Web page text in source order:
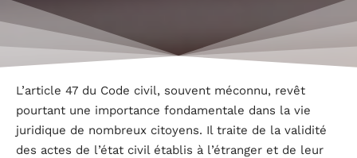
L’article 47 du Code civil, souvent méconnu, revêt
pourtant une importance fondamentale dans la vie
juridique de nombreux citoyens. Il traite de la validité
des actes de l’état civil établis à l’étranger et de leur